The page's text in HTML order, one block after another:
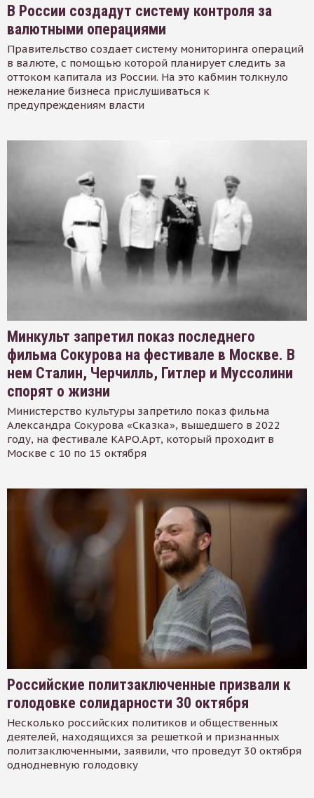
В России создадут систему контроля за
валютными операциями
Правительство создает систему мониторинга операций
в валюте, с помощью которой планирует следить за
оттоком капитала из России. На это кабмин толкнуло
нежелание бизнеса прислушиваться к
предупреждениям власти
Минкульт запретил показ последнего
фильма Сокурова на фестивале в Москве. В
нем Сталин, Черчилль, Гитлер и Муссолини
спорят о жизни
Министерство культуры запретило показ фильма
Александра Сокурова «Сказка», вышедшего в 2022
году, на фестивале КАРО.Арт, который проходит в
Москве с 10 по 15 октября
Российские политзаключенные призвали к
голодовке солидарности 30 октября
Несколько российских политиков и общественных
деятелей, находящихся за решеткой и признанных
политзаключенными, заявили, что проведут 30 октября
однодневную голодовку